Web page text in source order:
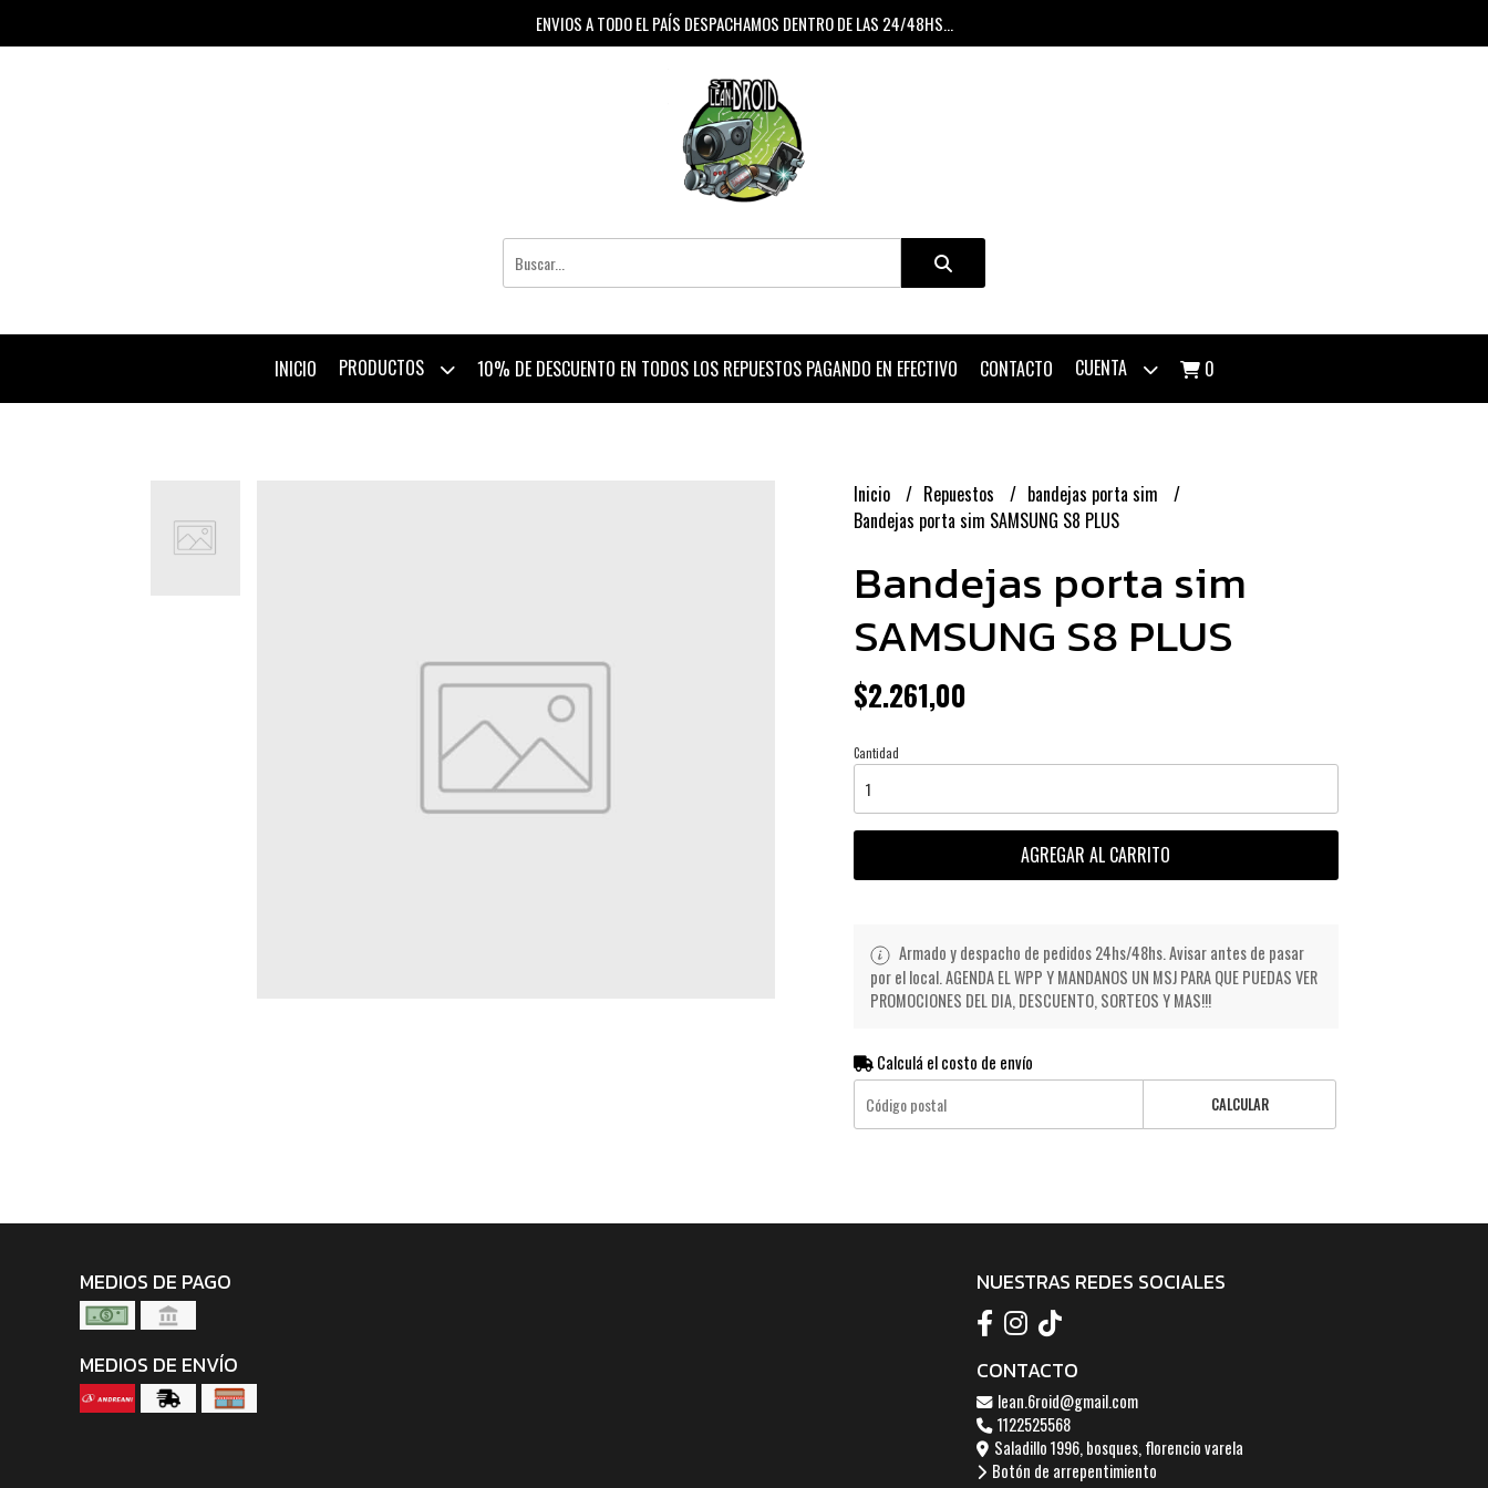
ENVIOS A TODO EL PAÍS DESPACHAMOS DENTRO DE LAS 24/48HS...
INICIO PRODUCTOS 10% DE DESCUENTO EN TODOS LOS REPUESTOS PAGANDO EN EFECTIVO CONTACTO CUENTA 0
Inicio Repuestos
bandejas porta sim
Bandejas porta sim SAMSUNG S8 PLUS
Bandejas porta sim
SAMSUNG S8 PLUS
$2.261,00
Cantidad
AGREGAR AL CARRITO
Armado y despacho de pedidos 24hs/48hs. Avisar antes de pasar
por el local. AGENDA EL WPP Y MANDANOS UN MSJ PARA QUE PUEDAS VER
PROMOCIONES DEL DIA, DESCUENTO, SORTEOS Y MAS!!!
Calculá el costo de envío
CALCULAR
MEDIOS DE PAGO
MEDIOS DE ENVÍO
NUESTRAS REDES SOCIALES
CONTACTO
lean.6roid@gmail.com
1122525568
Saladillo 1996, bosques, florencio varela
Botón de arrepentimiento